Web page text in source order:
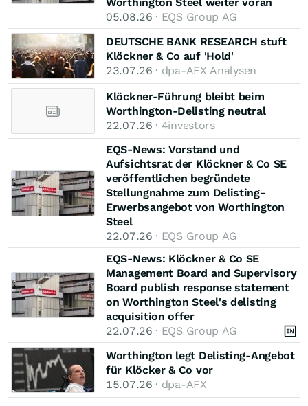
05.08.26 · EQS Group AG
DEUTSCHE BANK RESEARCH stuft
Klöckner & Co auf 'Hold'
23.07.26 · dpa-AFX Analysen
Klöckner-Führung bleibt beim
Worthington-Delisting neutral
22.07.26 · 4investors
EQS-News: Vorstand und
Aufsichtsrat der Klöckner & Co SE
veröffentlichen begründete
Stellungnahme zum Delisting-
Erwerbsangebot von Worthington
Steel
22.07.26 · EQS Group AG
EQS-News: Klöckner & Co SE
Management Board and Supervisory
Board publish response statement
on Worthington Steel's delisting
acquisition offer
22.07.26 · EQS Group AG
Worthington legt Delisting-Angebot
für Klöcker & Co vor
15.07.26 · dpa-AFX